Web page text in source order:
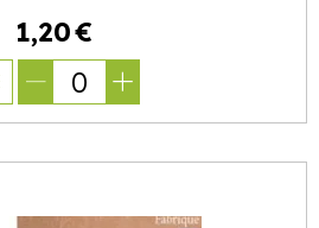
1,20€
0